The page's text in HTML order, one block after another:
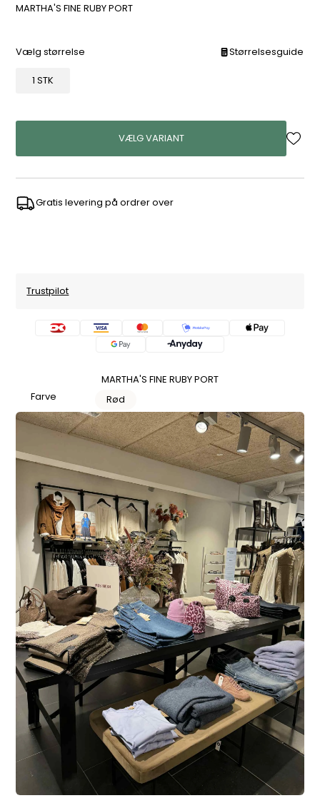
MARTHA'S FINE RUBY PORT
Vælg størrelse Størrelsesguide
1 STK
VÆLG VARIANT
Gratis levering på ordrer over
Trustpilot
MARTHA'S FINE RUBY PORT
Farve
Rød